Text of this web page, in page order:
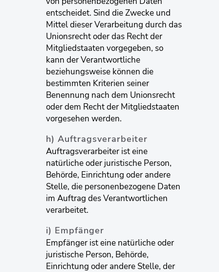
entscheidet. Sind die Zwecke und
Mittel dieser Verarbeitung durch das
Unionsrecht oder das Recht der
Mitgliedstaaten vorgegeben, so
kann der Verantwortliche
beziehungsweise können die
bestimmten Kriterien seiner
Benennung nach dem Unionsrecht
oder dem Recht der Mitgliedstaaten
vorgesehen werden.
h) Auftragsverarbeiter
Auftragsverarbeiter ist eine
natürliche oder juristische Person,
Behörde, Einrichtung oder andere
Stelle, die personenbezogene Daten
im Auftrag des Verantwortlichen
verarbeitet.
i) Empfänger
Empfänger ist eine natürliche oder
juristische Person, Behörde,
Einrichtung oder andere Stelle, der